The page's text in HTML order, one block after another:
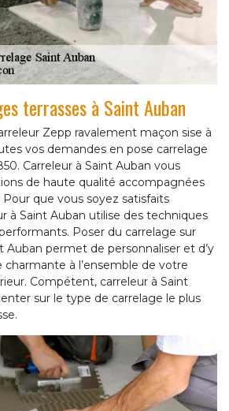
terrasses à Saint Auban
Zepp ravalement maçon sise à
vos demandes en pose carrelage
Carreleur à Saint Auban vous
de haute qualité accompagnées
Pour que vous soyez satisfaits
à Saint Auban utilise des techniques
Poser du carrelage sur
Auban permet de personnaliser et d’y
à l’ensemble de votre
Compétent, carreleur à Saint
sur le type de carrelage le plus